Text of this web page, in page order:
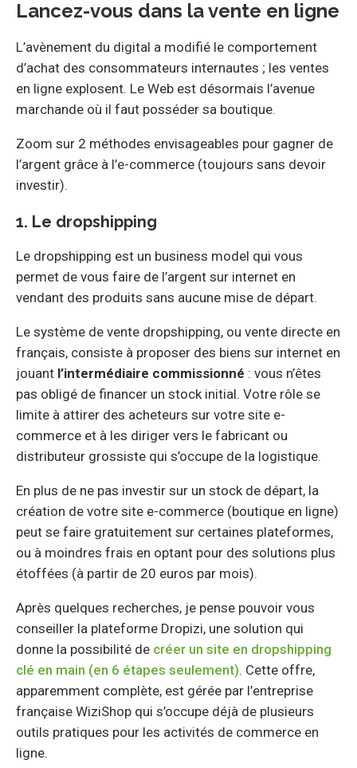
Lancez-vous dans la vente en ligne
L’avènement du digital a modifié le comportement
d’achat des consommateurs internautes ; les ventes
en ligne explosent. Le Web est désormais l’avenue
marchande où il faut posséder sa boutique.
Zoom sur 2 méthodes envisageables pour gagner de
l’argent grâce à l’e-commerce (toujours sans devoir
investir).
1. Le dropshipping
Le dropshipping est un business model qui vous
permet de vous faire de l’argent sur internet en
vendant des produits sans aucune mise de départ.
Le système de vente dropshipping, ou vente directe en
français, consiste à proposer des biens sur internet en
jouant l’intermédiaire commissionné : vous n’êtes
pas obligé de financer un stock initial. Votre rôle se
limite à attirer des acheteurs sur votre site e-
commerce et à les diriger vers le fabricant ou
distributeur grossiste qui s’occupe de la logistique.
En plus de ne pas investir sur un stock de départ, la
création de votre site e-commerce (boutique en ligne)
peut se faire gratuitement sur certaines plateformes,
ou à moindres frais en optant pour des solutions plus
étoffées (à partir de 20 euros par mois).
Après quelques recherches, je pense pouvoir vous
conseiller la plateforme Dropizi, une solution qui
donne la possibilité de créer un site en dropshipping
clé en main (en 6 étapes seulement). Cette offre,
apparemment complète, est gérée par l’entreprise
française WiziShop qui s’occupe déjà de plusieurs
outils pratiques pour les activités de commerce en
ligne.